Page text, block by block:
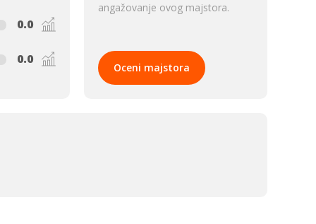
0.0
0.0
angažovanje ovog majstora.
Oceni majstora